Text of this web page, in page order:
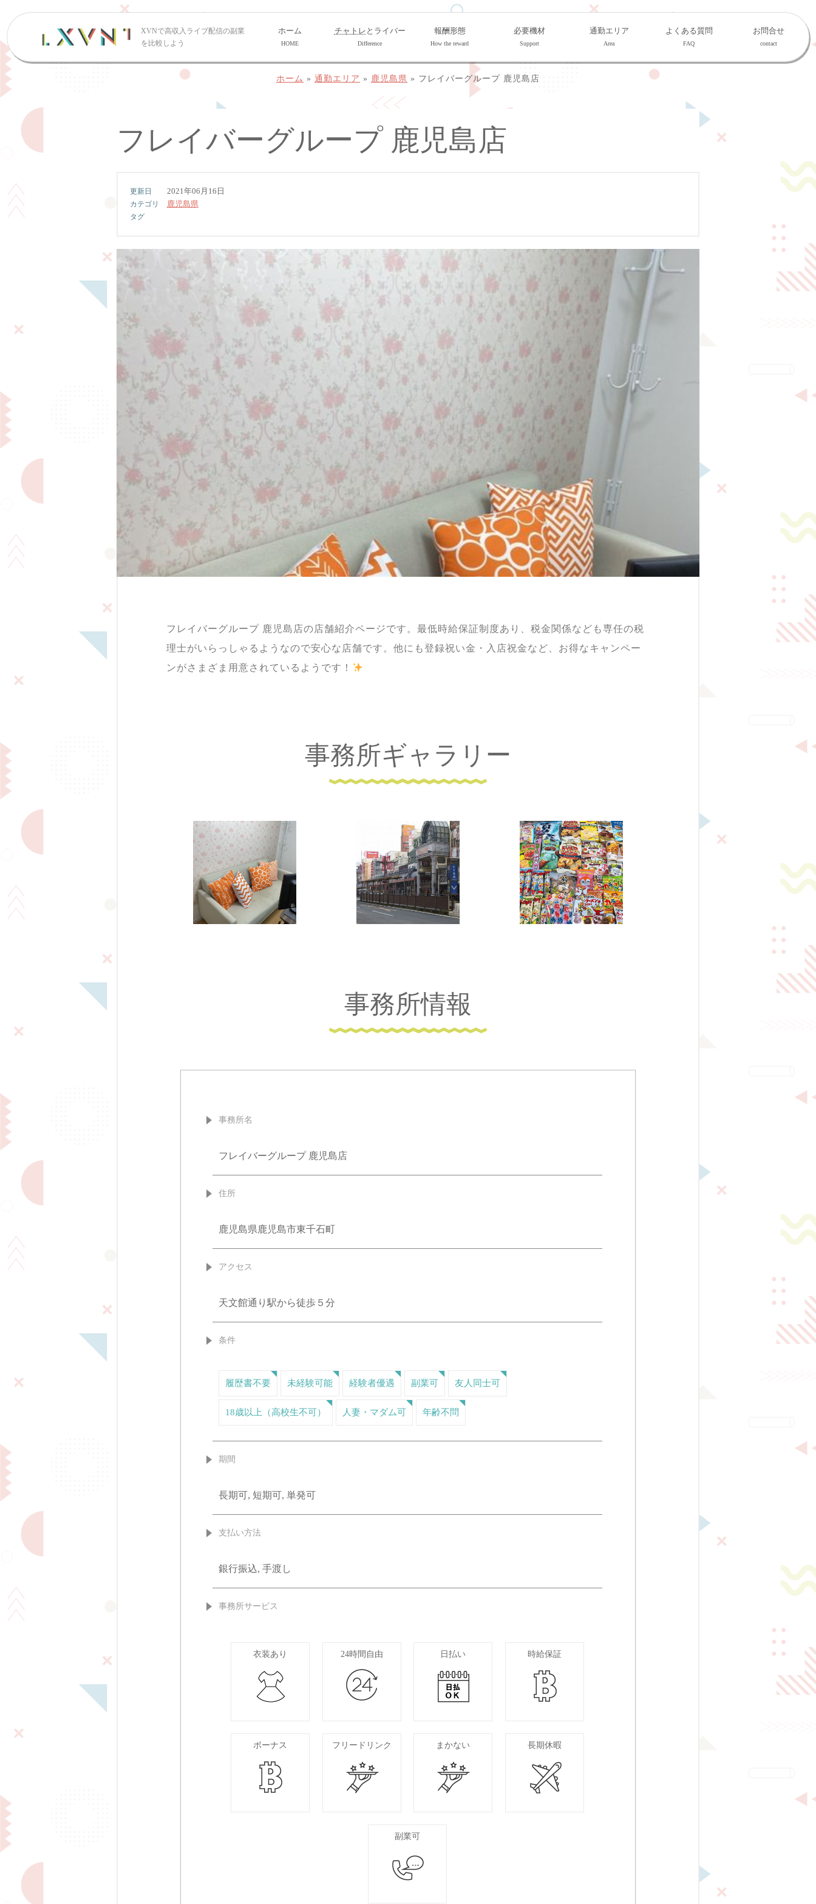
XVNで高収入ライブ配信の副業
を比較しよう
ホーム
HOME
チャトレ とライバー
Difference
報酬形態
How the reward
必要機材
Support
通勤エリア
Area
よくある質問
FAQ
お問合せ
contact
ホーム » 通勤エリア » 鹿児島県 » フレイバーグループ 鹿児島店
フレイバーグループ 鹿児島店
2021年06月16日
鹿児島県
フレイバーグループ 鹿児島店の店舗紹介ページです。最低時給保証制度あり、税金関係なども専任の税
理士がいらっしゃるようなので安心な店舗です。他にも登録祝い金・入店祝金など、お得なキャンペー
ンがさまざま用意されているようです！
事務所ギャラリー
事務所情報
事務所名
フレイバーグループ 鹿児島店
住所
鹿児島県鹿児島市東千石町
アクセス
天文館通り駅から徒歩５分
条件
履歴書不要 未経験可能 経験者優遇 副業可 友人同士可
18歳以上（高校生不可） 人妻・マダム可 年齢不問
期間
長期可, 短期可, 単発可
支払い方法
銀行振込, 手渡し
事務所サービス
衣装あり 24時間自由 日払い 時給保証
ボーナス フリードリンク まかない 長期休暇
副業可